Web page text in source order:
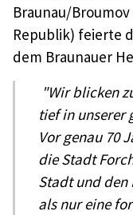
Braunau/
Republik) feierte
dem Braunauer
"Wir blicken
tief in unserer
Vor genau 70
die Stadt
Stadt und den
als nur eine